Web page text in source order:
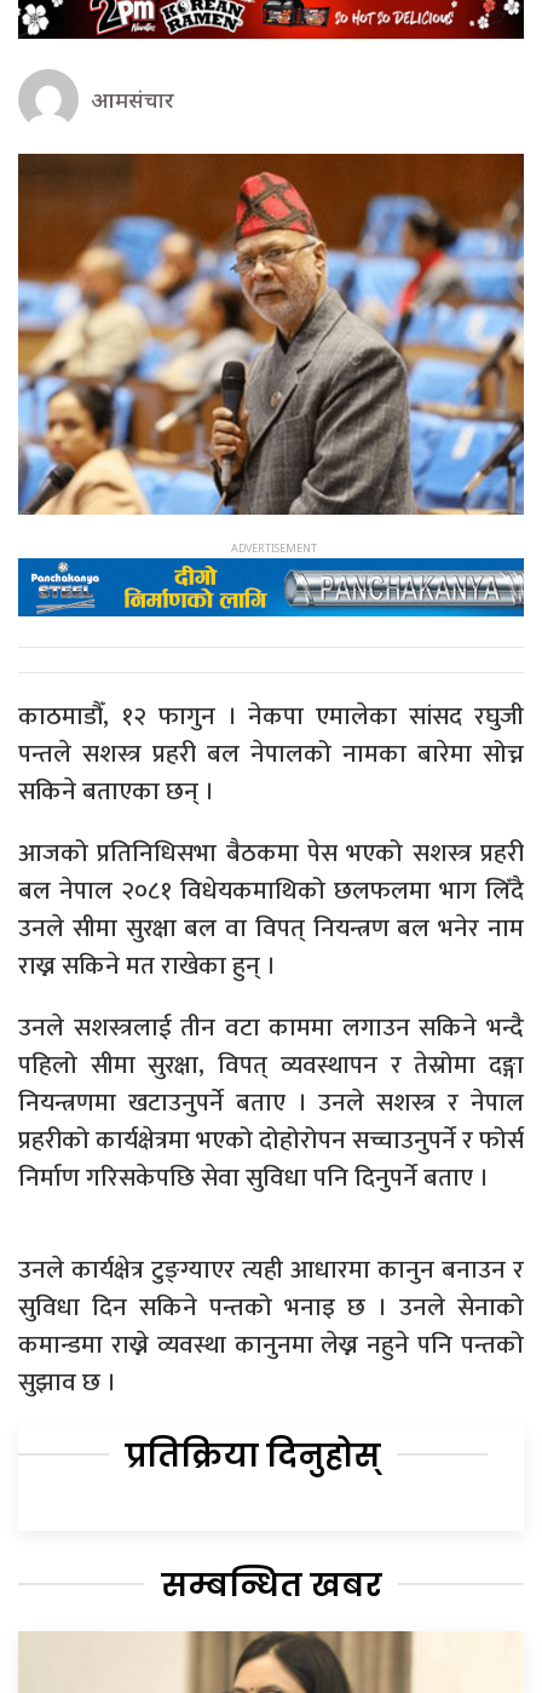
आमसंचार
काठमाडौँ, १२ फागुन । नेकपा एमालेका सांसद रघुजी
पन्तले सशस्त्र प्रहरी बल नेपालको नामका बारेमा सोच्न
सकिने बताएका छन् ।
आजको प्रतिनिधिसभा बैठकमा पेस भएको सशस्त्र प्रहरी
बल नेपाल २०८१ विधेयकमाथिको छलफलमा भाग लिँदै
उनले सीमा सुरक्षा बल वा विपत् नियन्त्रण बल भनेर नाम
राख्न सकिने मत राखेका हुन् ।
उनले सशस्त्रलाई तीन वटा काममा लगाउन सकिने भन्दै
पहिलो सीमा सुरक्षा, विपत् व्यवस्थापन र तेस्रोमा दङ्गा
नियन्त्रणमा खटाउनुपर्ने बताए । उनले सशस्त्र र नेपाल
प्रहरीको कार्यक्षेत्रमा भएको दोहोरोपन सच्चाउनुपर्ने र फोर्स
निर्माण गरिसकेपछि सेवा सुविधा पनि दिनुपर्ने बताए ।
उनले कार्यक्षेत्र टुङ्ग्याएर त्यही आधारमा कानुन बनाउन र
सुविधा दिन सकिने पन्तको भनाइ छ । उनले सेनाको
कमान्डमा राख्ने व्यवस्था कानुनमा लेख्न नहुने पनि पन्तको
सुझाव छ ।
प्रतिक्रिया दिनुहोस्
सम्बन्धित खबर